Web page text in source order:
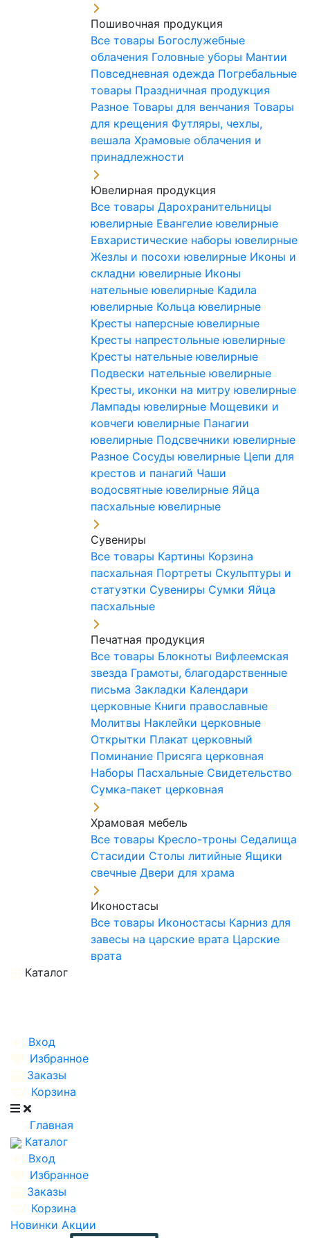
Пошивочная продукция
Все товары Богослужебные
облачения Головные уборы Мантии
Повседневная одежда Погребальные
товары Праздничная продукция
Разное Товары для венчания Товары
для крещения Футляры, чехлы,
вешала Храмовые облачения и
принадлежности
Ювелирная продукция
Все товары Дарохранительницы
ювелирные Евангелие ювелирные
Евхаристические наборы ювелирные
Жезлы и посохи ювелирные Иконы и
складни ювелирные Иконы
нательные ювелирные Кадила
ювелирные Кольца ювелирные
Кресты наперсные ювелирные
Кресты напрестольные ювелирные
Кресты нательные ювелирные
Подвески нательные ювелирные
Кресты, иконки на митру ювелирные
Лампады ювелирные Мощевики и
ковчеги ювелирные Панагии
ювелирные Подсвечники ювелирные
Разное Сосуды ювелирные Цепи для
крестов и панагий Чаши
водосвятные ювелирные Яйца
пасхальные ювелирные
Сувениры
Все товары Картины Корзина
пасхальная Портреты Скульптуры и
статуэтки Сувениры Сумки Яйца
пасхальные
Печатная продукция
Все товары Блокноты Вифлеемская
звезда Грамоты, благодарственные
письма Закладки Календари
церковные Книги православные
Молитвы Наклейки церковные
Открытки Плакат церковный
Поминание Присяга церковная
Наборы Пасхальные Свидетельство
Сумка-пакет церковная
Храмовая мебель
Все товары Кресло-троны Седалища
Стасидии Столы литийные Ящики
свечные Двери для храма
Иконостасы
Все товары Иконостасы Карниз для
завесы на царские врата Царские
врата
Каталог
Вход
Избранное
Заказы
Корзина
Главная
Каталог
Вход
Избранное
Заказы
Корзина
Новинки Акции